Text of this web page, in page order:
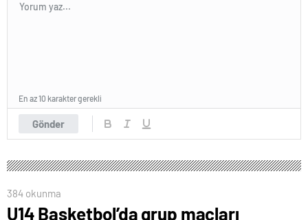
Gönder
En az 10 karakter gerekli
384 okunma
U14 Basketbol’da grup maçları